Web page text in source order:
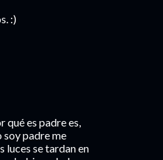
:)
qué es padre es,
soy padre me
luces se tardan en